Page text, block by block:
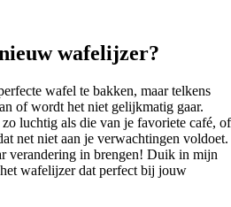
wafelijzer?
wafel te bakken, maar telkens
of wordt het niet gelijkmatig gaar.
luchtig als die van je favoriete café, of
net niet aan je verwachtingen voldoet.
verandering in brengen! Duik in mijn
wafelijzer dat perfect bij jouw